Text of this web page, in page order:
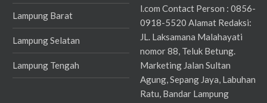
Lampung Barat
Lampung Selatan
Lampung Tengah
l.com Contact Person : 0856-
0918-5520 Alamat Redaksi:
JL. Laksamana Malahayati
nomor 88, Teluk Betung.
Marketing Jalan Sultan
Agung, Sepang Jaya, Labuhan
Ratu, Bandar Lampung